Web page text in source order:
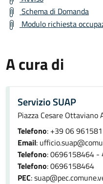
Schema di Domanda
Modulo richiesta
A cura di
Servizio SUAP
Piazza Cesare Ottaviano
Telefono: +39 06 961581
Email:
Telefono: 0696158464 -
Telefono: 0696158464
PEC: